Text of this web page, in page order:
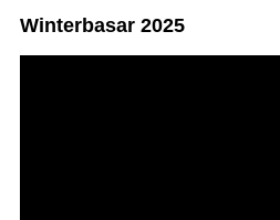
Winterbasar 2025